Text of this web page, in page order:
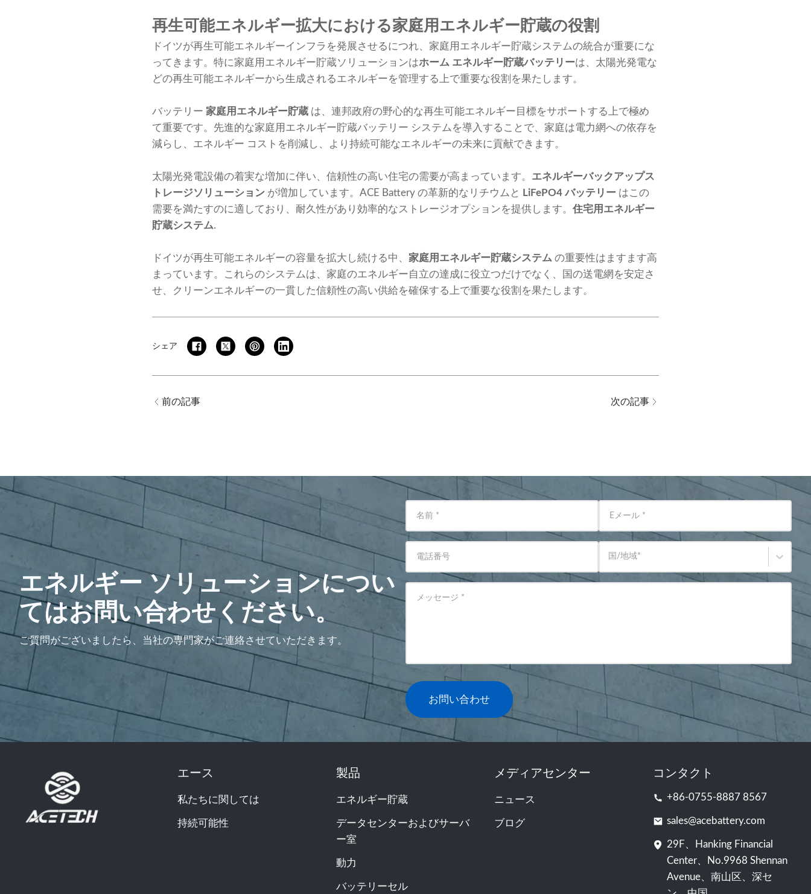
再生可能エネルギー拡大における家庭用エネルギー貯蔵の役割
ドイツが再生可能エネルギーインフラを発展させるにつれ、家庭用エネルギー貯蔵システムの統合が重要にな
ってきます。特に家庭用エネルギー貯蔵ソリューションはホーム エネルギー貯蔵バッテリーは、太陽光発電な
どの再生可能エネルギーから生成されるエネルギーを管理する上で重要な役割を果たします。
バッテリー 家庭用エネルギー貯蔵 は、連邦政府の野心的な再生可能エネルギー目標をサポートする上で極め
て重要です。先進的な家庭用エネルギー貯蔵バッテリー システムを導入することで、家庭は電力網への依存を
減らし、エネルギー コストを削減し、より持続可能なエネルギーの未来に貢献できます。
太陽光発電設備の着実な増加に伴い、信頼性の高い住宅の需要が高まっています。 エネルギーバックアップス
トレージソリューション が増加しています。ACE Battery の革新的なリチウムと LiFePO4 バッテリー はこの
需要を満たすのに適しており、耐久性があり効率的なストレージオプションを提供します。 住宅用エネルギー
貯蔵システム.
ドイツが再生可能エネルギーの容量を拡大し続ける中、 家庭用エネルギー貯蔵システム の重要性はますます高
まっています。これらのシステムは、家庭のエネルギー自立の達成に役立つだけでなく、国の送電網を安定さ
せ、クリーンエネルギーの一貫した信頼性の高い供給を確保する上で重要な役割を果たします。
シェア
前の記事 次の記事
エネルギー ソリューションについ
てはお問い合わせください。
ご質問がございましたら、当社の専門家がご連絡させていただきます。
名前 * Eメール *
電話番号 国/地域*
メッセージ *
お問い合わせ
エース
私たちに関しては
持続可能性
製品
エネルギー貯蔵
データセンターおよびサーバ
ー室
動力
バッテリーセル
メディアセンター
ニュース
ブログ
コンタクト
+86-0755-8887 8567
sales@acebattery.com
29F、Hanking Financial
Center、No.9968 Shennan
Avenue、南山区、深セ